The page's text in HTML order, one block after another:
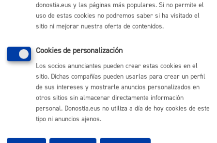
Enlaces útiles
Ofertas de empleo
Mapas - GeoDonostia
Sala de prensa
Mapa web
Otras páginas web corporativas
Donostia Kirola
Donostia Turismo
donostia.eus y las páginas más populares. Si no permite el
uso de estas cookies no podremos saber si ha visitado el
sitio ni mejorar nuestra oferta de contenidos.
Cookies de personalización
Los socios anunciantes pueden crear estas cookies en el
sitio. Dichas compañías pueden usarlas para crear un perfil
de sus intereses y mostrarle anuncios personalizados en
otros sitios sin almacenar directamente información
personal. Donostia.eus no utiliza a día de hoy cookies de este
tipo ni anuncios ajenos.